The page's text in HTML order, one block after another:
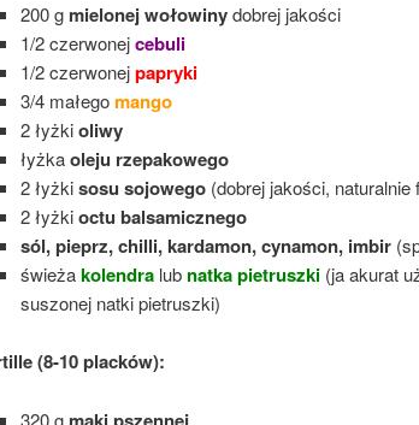
200 g mielonej wołowinydobrej jakości
1/2 czerwonejcebuli
1/2 czerwonejpapryki
3/4 małegomango
2 łyżkioliwy
łyżkaoleju rzepakowego
2 łyżkisosu sojowego (dobrej jakości, naturalnie
2 łyżkioctu balsamicznego
sól, pieprz, chilli, kardamon, cynamon, imbir
świeżakolendra lub natka pietruszki(ja akurat
suszonej natki pietruszki)
(8-10 placków):
320 g